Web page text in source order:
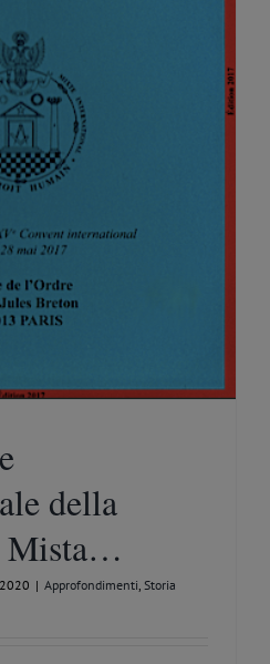
della
Mista…
| Approfondimenti, Storia